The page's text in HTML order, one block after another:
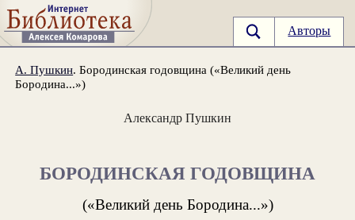
Авторы
А. Пушкин. Бородинская годовщина («Великий день
Бородина...»)
Александр Пушкин
БОРОДИНСКАЯ ГОДОВЩИНА
(«Великий день Бородина...»)